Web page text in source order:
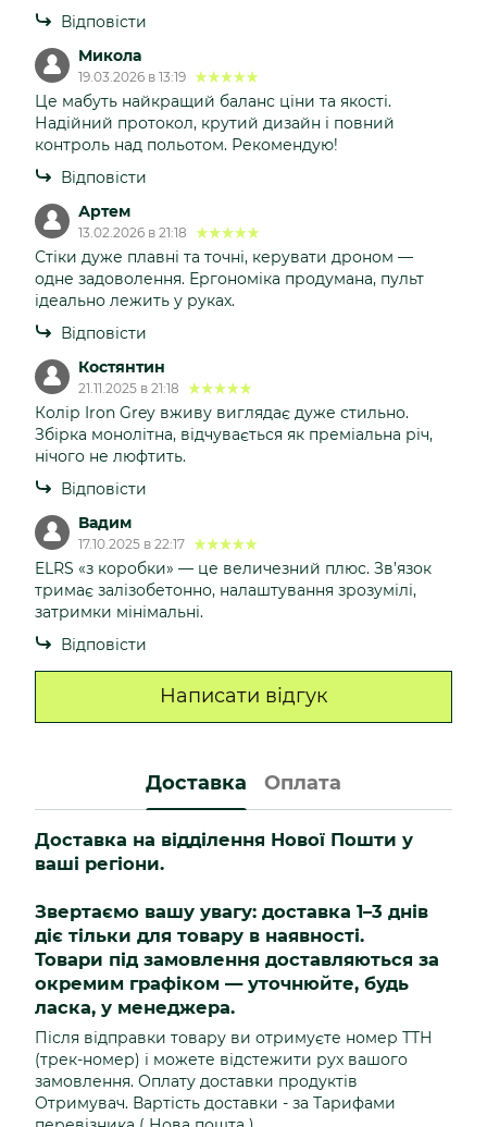
Відповісти
Микола
19.03.2026 в 13:19
Це мабуть найкращий баланс ціни та якості.
Надійний протокол, крутий дизайн і повний
контроль над польотом. Рекомендую!
Відповісти
Артем
13.02.2026 в 21:18
Стіки дуже плавні та точні, керувати дроном —
одне задоволення. Ергономіка продумана, пульт
ідеально лежить у руках.
Відповісти
Костянтин
21.11.2025 в 21:18
Колір Iron Grey вживу виглядає дуже стильно.
Збірка монолітна, відчувається як преміальна річ,
нічого не люфтить.
Відповісти
Вадим
17.10.2025 в 22:17
ELRS «з коробки» — це величезний плюс. Зв’язок
тримає залізобетонно, налаштування зрозумілі,
затримки мінімальні.
Відповісти
Написати відгук
Доставка Оплата
Доставка на відділення Нової Пошти у
ваші регіони.
Звертаємо вашу увагу: доставка 1–3 днів
діє тільки для товару в наявності.
Товари під замовлення доставляються за
окремим графіком — уточнюйте, будь
ласка, у менеджера.
Після відправки товару ви отримуєте номер ТТН
(трек-номер) і можете відстежити рух вашого
замовлення. Оплату доставки продуктів
Отримувач. Вартість доставки - за Тарифами